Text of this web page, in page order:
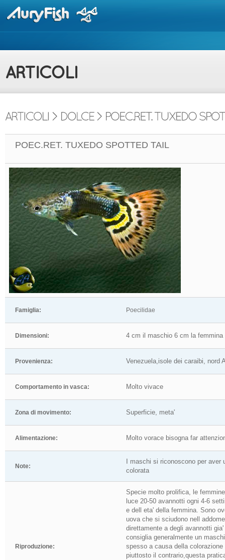
POEC.RET. TUXEDO SPOTTED TAIL
Famiglia: Poecilidae
Dimensioni: 4 cm il maschio 6 cm la femmina
Provenienza: Venezuela,isole dei caraibi, nord
Comportamento in vasca: Molto vivace
Zona di movimento: Superficie, meta'
Alimentazione: Molto vorace bisogna far
Note:
I maschi si riconoscono per
colorata
Riproduzione:
Specie molto prolifica, le
luce 20-50 avannotti ogni 4-6
e dell eta' della femmina. Sono
uova che si sciudono nell
direttamente a degli avannotti
consiglia generalmente un
spesso a causa della
piuttosto il contrario,questa